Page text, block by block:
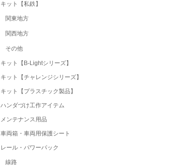
キット【私鉄】
関東地方
関西地方
その他
キット【B-Lightシリーズ】
キット【チャレンジシリーズ】
キット【プラスチック製品】
ハンダづけ工作アイテム
メンテナンス用品
車両箱・車両用保護シート
レール・パワーパック
線路